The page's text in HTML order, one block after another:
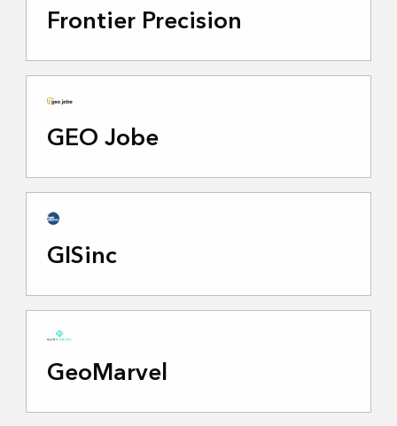
Frontier Precision
GEO Jobe
GISinc
GeoMarvel